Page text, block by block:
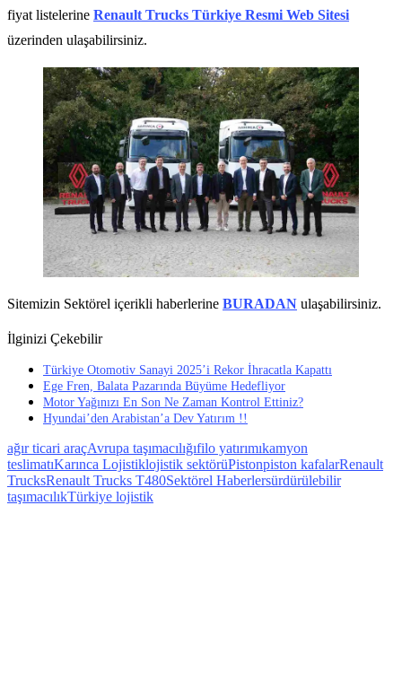
fiyat listelerine Renault Trucks Türkiye Resmi Web Sitesi
üzerinden ulaşabilirsiniz.
Sitemizin Sektörel içerikli haberlerine BURADAN ulaşabilirsiniz.
İlginizi Çekebilir
Türkiye Otomotiv Sanayi 2025’i Rekor İhracatla Kapattı
Ege Fren, Balata Pazarında Büyüme Hedefliyor
Motor Yağınızı En Son Ne Zaman Kontrol Ettiniz?
Hyundai’den Arabistan’a Dev Yatırım !!
ağır ticari araçAvrupa taşımacılığıfilo yatırımıkamyon
teslimatıKarınca Lojistiklojistik sektörüPistonpiston kafalarRenault
TrucksRenault Trucks T480Sektörel Haberlersürdürülebilir
taşımacılıkTürkiye lojistik